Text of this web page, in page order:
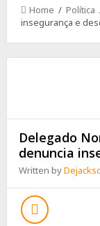
Home / Política
insegurança e
Delegado
denuncia
Written by